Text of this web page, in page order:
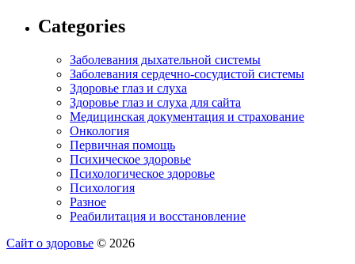
Categories
Заболевания дыхательной системы
Заболевания сердечно-сосудистой системы
Здоровье глаз и слуха
Здоровье глаз и слуха для сайта
Медицинская документация и страхование
Онкология
Первичная помощь
Психическое здоровье
Психологическое здоровье
Психология
Разное
Реабилитация и восстановление
Сайт о здоровье © 2026